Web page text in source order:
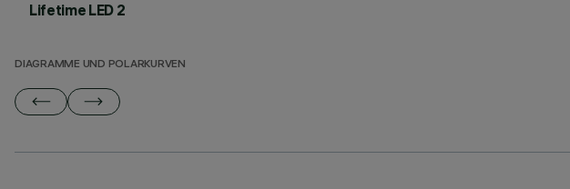
Lifetime LED 2
DIAGRAMME UND POLARKURVEN